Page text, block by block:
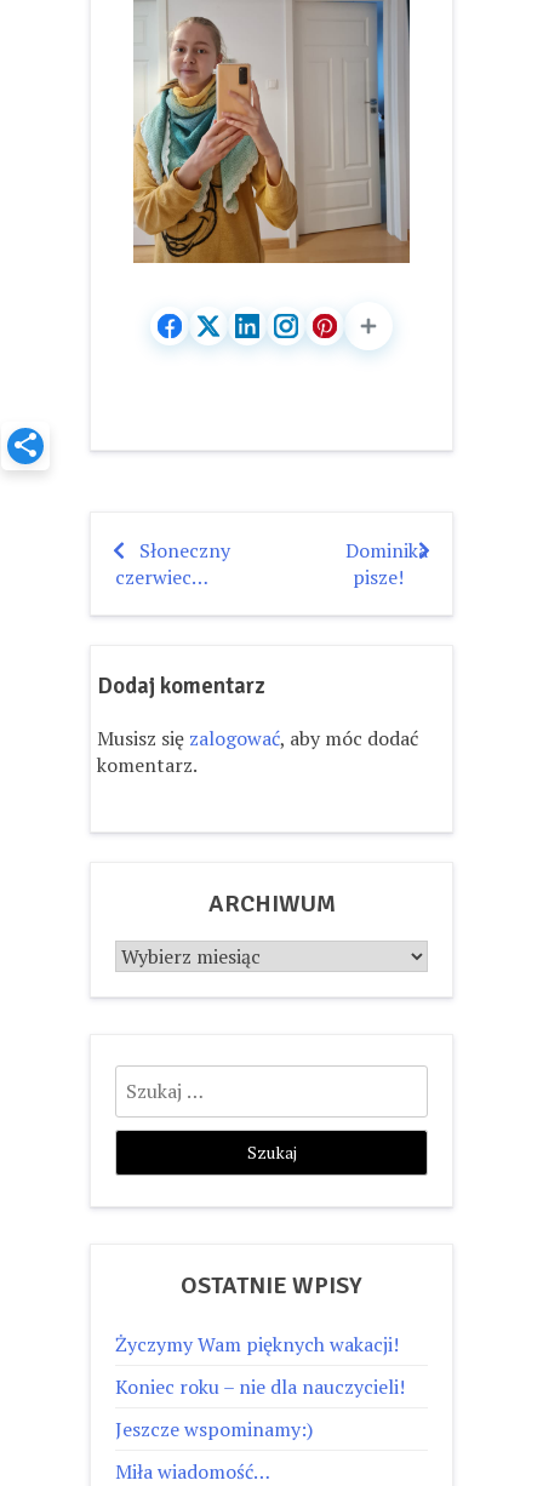
Nawigacja
wpisu
Słoneczny
czerwiec…
Dominika
pisze!
Dodaj komentarz
Musisz się zalogować, aby móc dodać
komentarz.
ARCHIWUM
Archiwum
Szukaj:
OSTATNIE WPISY
Życzymy Wam pięknych wakacji!
Koniec roku – nie dla nauczycieli!
Jeszcze wspominamy:)
Miła wiadomość…